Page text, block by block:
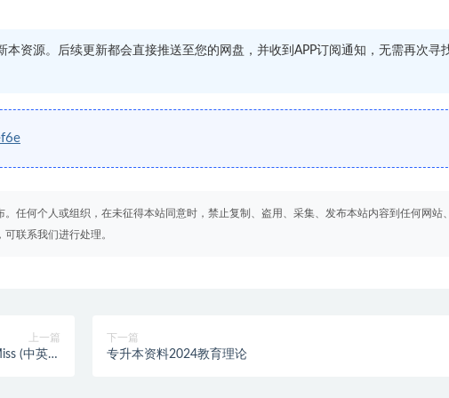
本资源。后续更新都会直接推送至您的网盘，并收到APP订阅通知，无需再次寻
任何个人或组织，在未征得本站同意时，禁止复制、盗用、采集、发布本站内容到任何网站
联系我们进行处理。
上一篇
(中英双
下一篇
专升本资料2024教育理论